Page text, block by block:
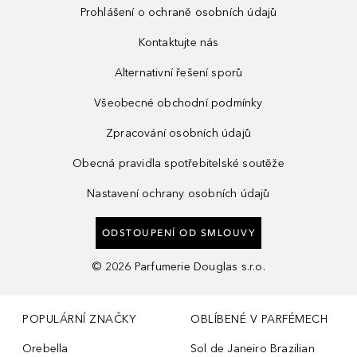
Prohlášení o ochraně osobních údajů
Kontaktujte nás
Alternativní řešení sporů
Všeobecné obchodní podmínky
Zpracování osobních údajů
Obecná pravidla spotřebitelské soutěže
Nastavení ochrany osobních údajů
ODSTOUPENÍ OD SMLOUVY
© 2026 Parfumerie Douglas s.r.o.
POPULÁRNÍ ZNAČKY
Orebella
OBLÍBENÉ V PARFÉMECH
Sol de Janeiro Brazilian